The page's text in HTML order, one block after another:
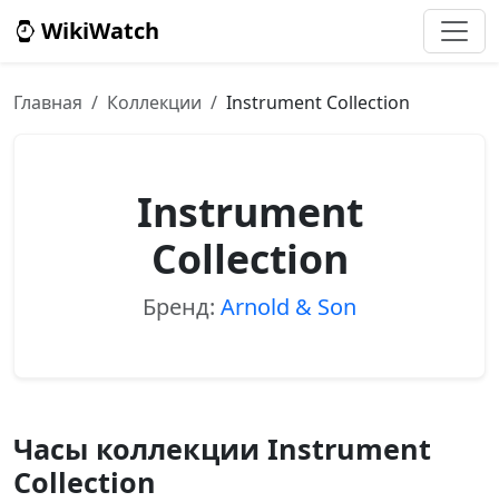
WikiWatch
Главная Коллекции Instrument Collection
Instrument
Collection
Бренд: Arnold & Son
Часы коллекции Instrument
Collection